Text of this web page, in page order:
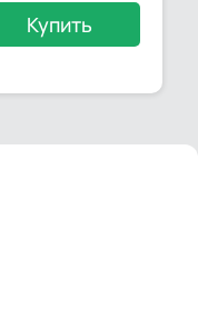
Купить